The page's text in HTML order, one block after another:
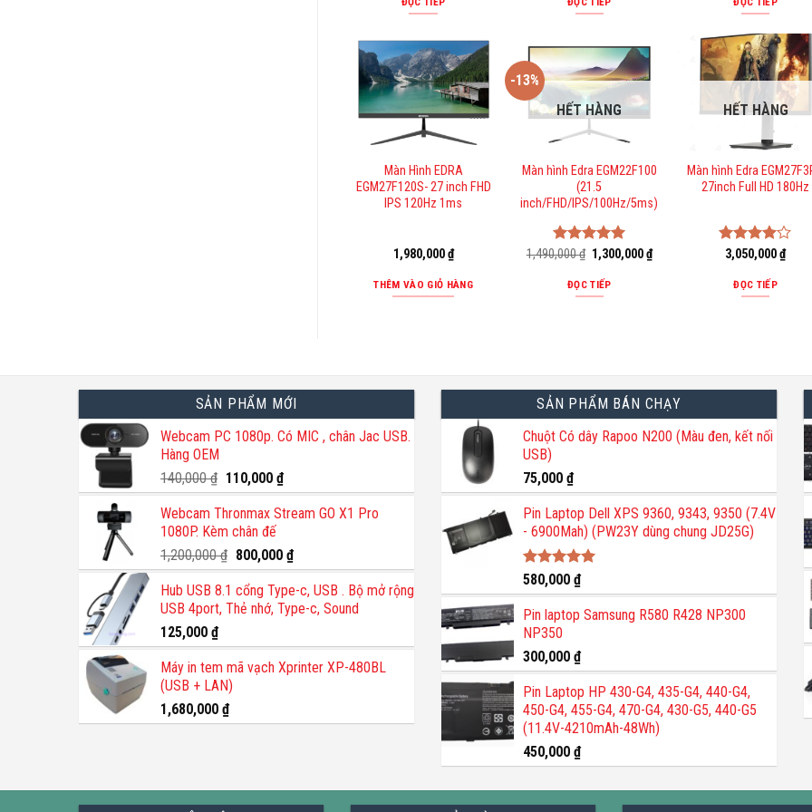
Màn Hình EDRA
EGM27F120S- 27 inch FHD
IPS 120Hz 1ms
1,980,000₫
THÊM VÀO GIỎ HÀNG
-13%
HẾT HÀNG
Màn hình Edra EGM22F100
(21.5
inch/FHD/IPS/100Hz/5ms)
Được xếp
5 sao
1,490,000₫ Giá
gốc
là:
1,490,000 ₫.
1,300,000₫Giá
hiện
ĐỌC TIẾP
HẾT HÀNG
Màn hình Edra
27inch Full HD 180Hz
Được
4.005
3,050,000₫
ĐỌC TIẾP
SẢN PHẨM MỚI
Webcam PC 1080p. Có MIC , chân Jac USB.
Hàng OEM
140,000₫ Giá
gốc
là:
140,000 ₫.
110,000 ₫Giá
hiện
tại
110,000 ₫.
Webcam Thronmax Stream GO X1 Pro
1080P. Kèm chân đế
1,200,000₫ Giá
gốc
là:
1,200,000 ₫.
800,000 ₫Giá
hiện
tại
là:
Hub USB 8.1 cổng Type-c, USB . Bộ mở rộng
USB 4port, Thẻ nhớ, Type-c, Sound
125,000 ₫
Máy in tem mã vạch Xprinter XP-480BL
(USB + LAN)
1,680,000 ₫
SẢN PHẨM BÁN CHẠY
Chuột Có dây Rapoo N200 (Màu đen, kết nối
USB)
75,000 ₫
Pin Laptop Dell XPS 9360, 9343, 9350 (7.4V
- 6900Mah) (PW23Y dùng chung JD25G)
Được xếp
hạng5.00
5 sao
580,000 ₫
Pin laptop Samsung R580 R428 NP300
NP350
300,000 ₫
Pin Laptop HP 430-G4, 435-G4, 440-G4,
450-G4, 455-G4, 470-G4, 430-G5, 440-G5
(11.4V-4210mAh-48Wh)
450,000 ₫